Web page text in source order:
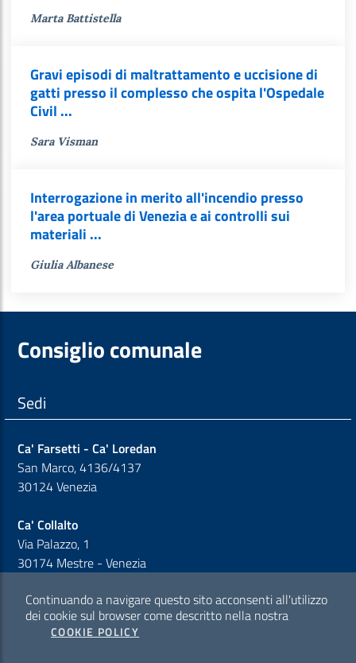
Marta Battistella
Gravi episodi di maltrattamento e uccisione di
gatti presso il complesso che ospita l'Ospedale
Civil ...
Sara Visman
Interrogazione in merito all'incendio presso
l'area portuale di Venezia e ai controlli sui
materiali ...
Giulia Albanese
Consiglio comunale
Sedi
Ca' Farsetti - Ca' Loredan
San Marco, 4136/4137
30124 Venezia
Ca' Collalto
Via Palazzo, 1
30174 Mestre - Venezia
Sezione Link Policy
Cookie policy
Continuando a navigare questo sito acconsenti all'utilizzo
dei cookie sul browser come descritto nella nostra
COOKIE POLICY